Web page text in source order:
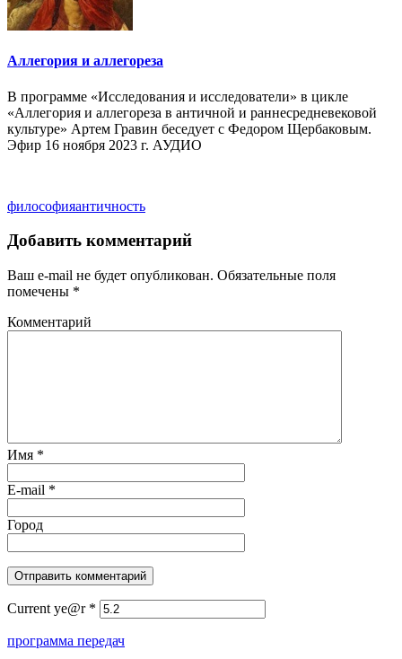
Аллегория и аллегореза
В программе «Исследования и исследователи» в цикле
«Аллегория и аллегореза в античной и раннесредневековой
культуре» Артем Гравин беседует с Федором Щербаковым.
Эфир 16 ноября 2023 г. АУДИО
философияантичность
Добавить комментарий
Ваш e-mail не будет опубликован. Обязательные поля
помечены *
Комментарий
Имя *
E-mail *
Город
Current ye@r *
программа передач